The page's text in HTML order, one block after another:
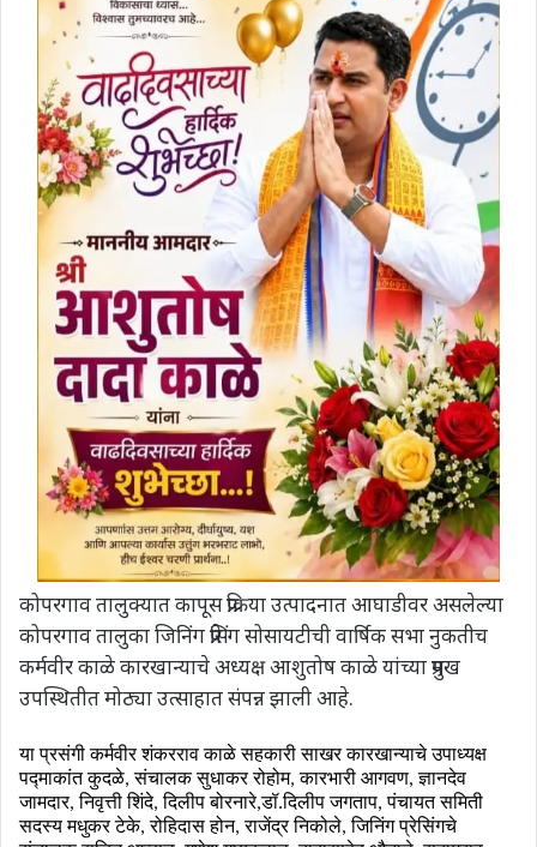
कोपरगाव तालुक्यात कापूस प्रक्रिया उत्पादनात आघाडीवर असलेल्या
कोपरगाव तालुका जिनिंग प्रेसिंग सोसायटीची वार्षिक सभा नुकतीच
कर्मवीर काळे कारखान्याचे अध्यक्ष आशुतोष काळे यांच्या प्रमुख
उपस्थितीत मोठ्या उत्साहात संपन्न झाली आहे.
या प्रसंगी कर्मवीर शंकरराव काळे सहकारी साखर कारखान्याचे उपाध्यक्ष
पद्माकांत कुदळे, संचालक सुधाकर रोहोम, कारभारी आगवण, ज्ञानदेव
जामदार, निवृत्ती शिंदे, दिलीप बोरनारे,डॉ.दिलीप जगताप, पंचायत समिती
सदस्य मधुकर टेके, रोहिदास होन, राजेंद्र निकोले, जिनिंग प्रेसिंगचे